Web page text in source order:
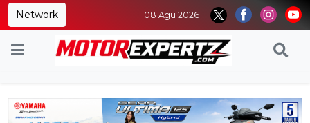
Network 08 Agu 2026